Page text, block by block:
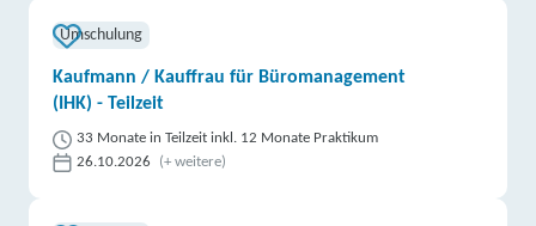
Umschulung
Kaufmann / Kauffrau für Büromanagement
(IHK) - Teilzeit
33 Monate in Teilzeit inkl. 12 Monate Praktikum
26.10.2026
(+ weitere)